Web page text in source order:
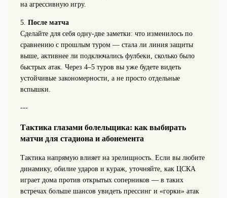
на агрессивную игру.
5. После матча
Сделайте для себя одну-две заметки: что изменилось по
сравнению с прошлым туром — стала ли линия защиты
выше, активнее ли подключались фулбеки, сколько было
быстрых атак. Через 4–5 туров вы уже будете видеть
устойчивые закономерности, а не просто отдельные
вспышки.
---
Тактика глазами болельщика: как выбирать
матчи для стадиона и абонемента
Тактика напрямую влияет на зрелищность. Если вы любите
динамику, обилие ударов и кураж, уточняйте, как ЦСКА
играет дома против открытых соперников — в таких
встречах больше шансов увидеть прессинг и «горки» атак